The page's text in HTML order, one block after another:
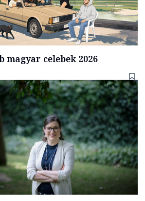
magyar celebek 2026